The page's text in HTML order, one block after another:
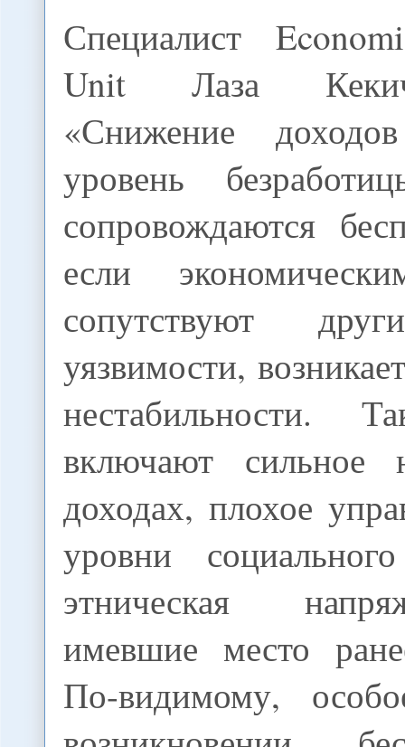
Специалист
Unit Лаза
«Снижение
уровень
сопровождаются
если
сопутствуют
уязвимости,
нестабильности.
включают сильное
доходах, плохое
уровни
этническая
имевшие место
По-видимому,